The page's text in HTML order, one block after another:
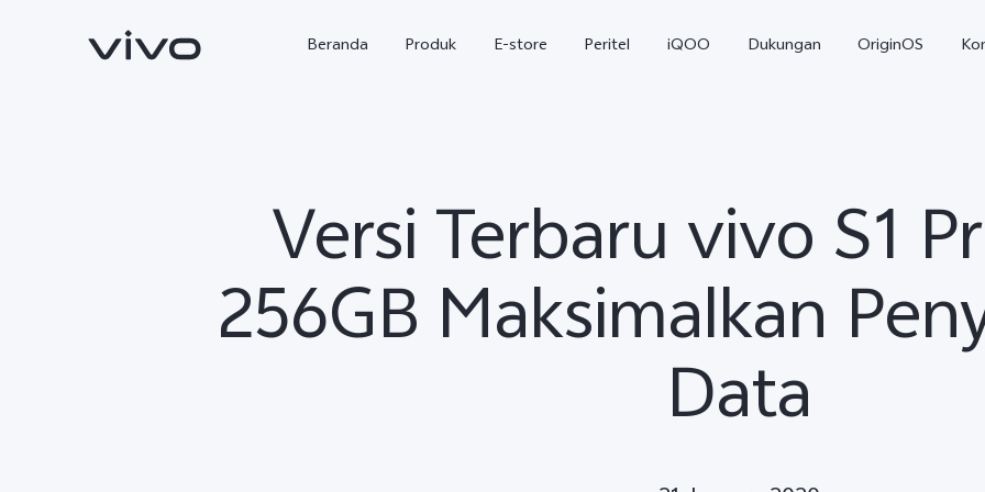
Beranda Produk E-store Peritel iQOO Dukungan OriginOS
T5 Pro
Versi Terbaru vivo S1
256GB Maksimalkan
Data